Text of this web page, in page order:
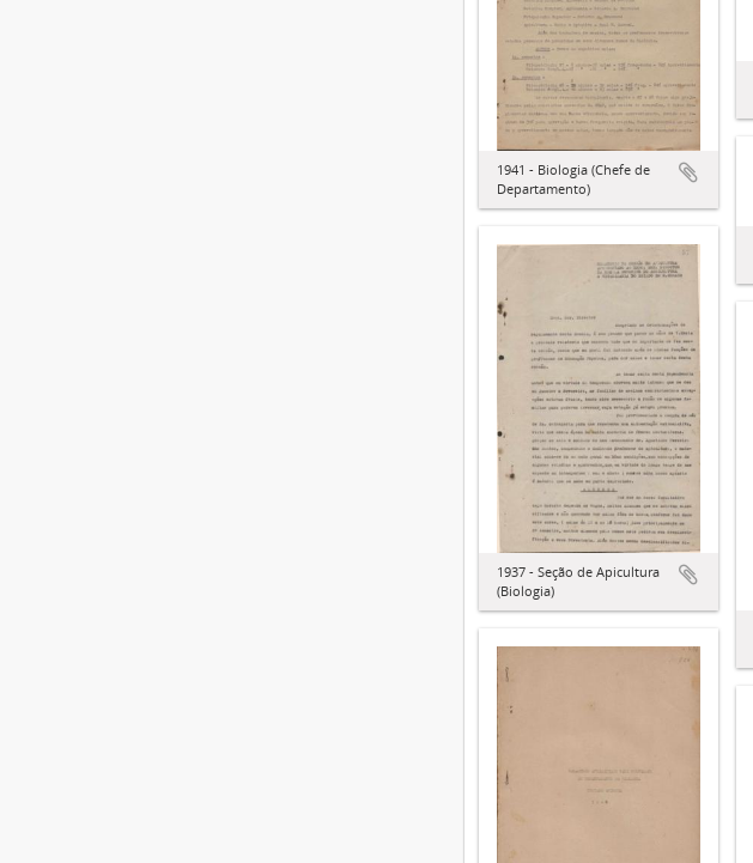
1941 - Biologia (Chefe de
Departamento)
1937 - Seção de Apicultura
(Biologia)